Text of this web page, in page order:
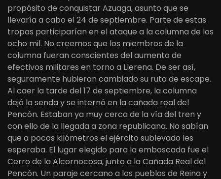
propósito de conquistar Azuaga, asunto que se
llevaría a cabo el 24 de septiembre. Parte de estas
tropas participarían en el ataque a la columna de los
ocho mil. No creemos que los miembros de la
columna fueran conscientes del aumento de
efectivos militares en torno a Llerena. De ser así,
seguramente hubieran cambiado su ruta de escape.
Al caer la tarde del 17 de septiembre, la columna
dejó la senda y se internó en la cañada real del
Pencón. Estaban ya muy cerca de la vía del tren y
con ello de la llegada a zona republicana. No sabían
que a pocos kilómetros el ejército sublevado les
esperaba. El lugar elegido para la emboscada fue el
Cerro de la Alcornocosa, junto a la Cañada Real del
Pencón. Un paraje cercano a los pueblos de Reina y